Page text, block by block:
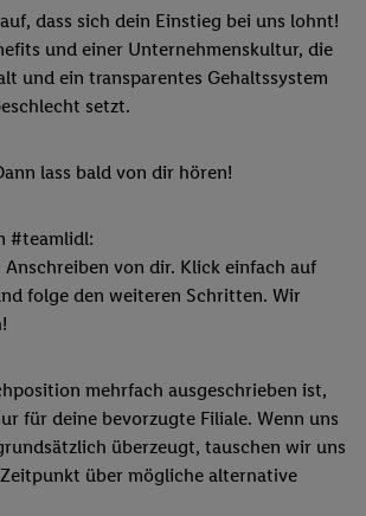
dass sich dein Einstieg bei uns lohnt!
und einer Unternehmenskultur, die
und ein transparentes Gehaltssystem
setzt.
lass bald von dir hören!
#teamlidl:
von dir. Klick einfach auf
folge den weiteren Schritten. Wir
mehrfach ausgeschrieben ist,
für deine bevorzugte Filiale. Wenn uns
überzeugt, tauschen wir uns
über mögliche alternative